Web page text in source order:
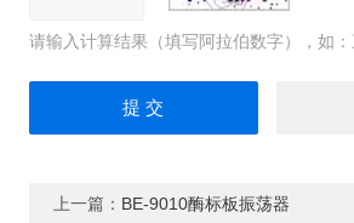
请输入计算结果（填写阿拉伯数字），如
上一篇： BE-9010酶标板振荡器